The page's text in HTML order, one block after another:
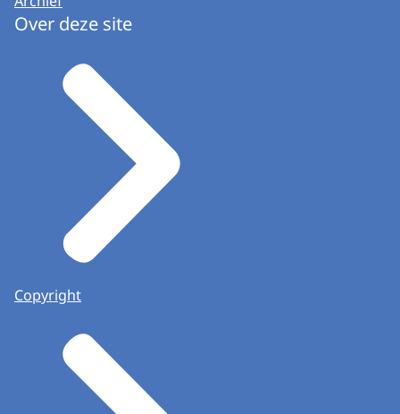
Over deze site
Copyright